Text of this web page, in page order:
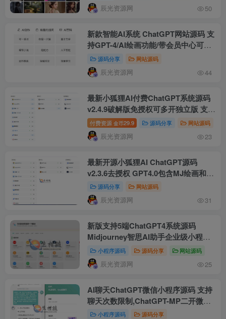
辰光资源网 50
新款智能AI系统 ChatGPT网站源码 支
持GPT-4/AI绘画功能/带会员中心可购
买套餐
源码分享 网站源码
辰光资源网 44
最新小狐狸AI付费ChatGPT系统源码
v2.4.9破解版免授权可多开独立版 支持
微信公众号/H5/小程序 已对接国内主
流AI系统
付费资源 金币29.9 源码分享 网站源码
辰光资源网 23
最新开源小狐狸AI ChatGPT源码
v2.3.6去授权 GPT4.0包含MJ绘画和AI
绘画功能 已对接百度文心/讯飞星
火/Azure GPT/通义千问/腾讯混元/智
普 AI/Claude2等主流 AI 系统
源码分享 网站源码
辰光资源网 31
新版支持5端ChatGPT4系统源码
Midjourney智思AI助手企业级小程序
系统源码2.0.7去授权版
小程序源码 源码分享 网站源码
辰光资源网 25
AI聊天ChatGPT微信小程序源码 支持
聊天次数限制,ChatGPT-MP二开微信
小程序完美适配H5和WEB端
小程序源码 源码分享